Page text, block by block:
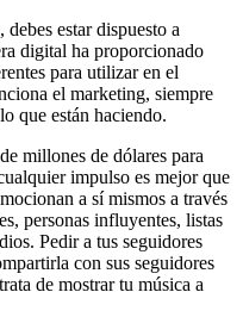
estar dispuesto a
digital ha proporcionado
para utilizar en el
el marketing, siempre
que están haciendo.
millones de dólares para
impulso es mejor que
a sí mismos a través
personas influyentes, listas
Pedir a tus seguidores
con sus seguidores
de mostrar tu música a